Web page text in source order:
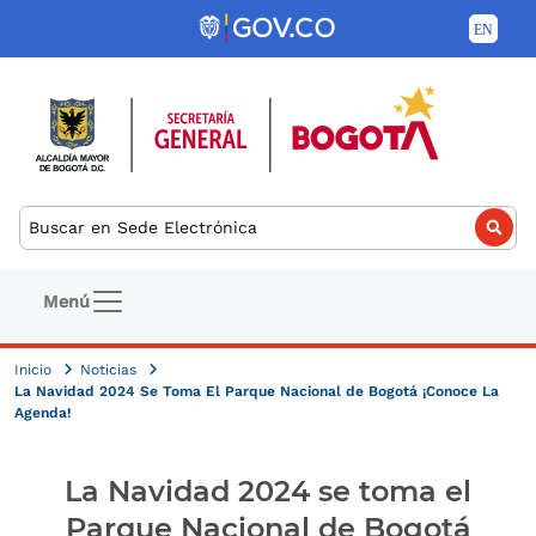
Pasar al contenido principal
Buscar
Navegación principal
Menú
Inicio
Noticias
La Navidad 2024 Se Toma El Parque Nacional de Bogotá ¡Conoce La
Agenda!
La Navidad 2024 se toma el
Parque Nacional de Bogotá